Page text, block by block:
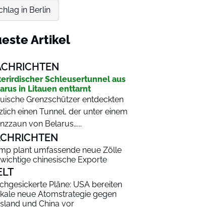
in Berlin
Artikel
Schleusertunnel aus
in Litauen enttarnt
Grenzschützer entdeckten
einen Tunnel, der unter einem
von Belarus…...
plant umfassende neue Zölle
chinesische Exporte
Pläne: USA bereiten
neue Atomstrategie gegen
und China vor